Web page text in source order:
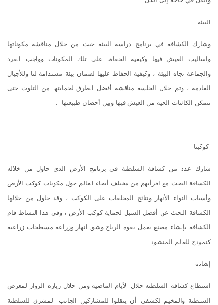
البيئة
وشارك الكشافة في برنامج دراسة البيئة حيث من خلال مناقشة مكوناتها
واساليب العيش فيها وكيفية الحفاظ على تلك المكونات وواجب الفرد
والجماعة تجاه البيئة ، وكيفية الحفاظ عليها لضمان بيئة مستدامة لنا وللأجيال
القادمة ، وتم خلال الجلسة مناقشة أفضل الطرق لحمايتها من التلوث حتى
تتمكن الكائنات الحية من العيش فيها وبين أحضان طبيعتها .
كوكبنا
شارك عدد من كشافة السلطنة في برنامج الأرض الذي حاول من خلاله
الكشافة البحث مع اقرأنهم من مختلف أنحاء العالم حول مكونات كوكب الأرض
وأسباب التواء الأنهار ونتائج المخلفات على الكوكب ، وقد حاول من خلالها
الكشافة البحث عن أفضل السبل لحماية كوكب الأرض ، وفي هذا النشاط قام
الكشافة بإنشاء مصنع يعمل بقوة الرياح وشق انهار وزراعة مسطحات زراعية
كنموذج للعالم المنشود .
إشاده
استطاع كشافة السلطنة خلال الأيام الماضية ومن خلال زيارة الزوار لمعرض
السلطنة والمخيم لكشفي أن ينقلوا للمشاركين الجانب المشرق للسلطنة